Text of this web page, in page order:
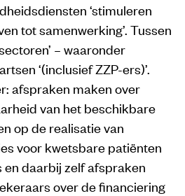
‘stimuleren
tot samenwerking’. Tussen
– waaronder
‘(inclusief ZZP-ers)’.
afspraken maken over
van het beschikbare
op de realisatie van
voor kwetsbare patiënten
en daarbij zelf afspraken
over de financiering